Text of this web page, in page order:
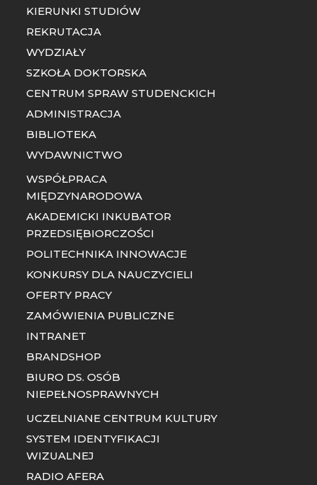
KIERUNKI STUDIÓW
REKRUTACJA
WYDZIAŁY
SZKOŁA DOKTORSKA
CENTRUM SPRAW STUDENCKICH
ADMINISTRACJA
BIBLIOTEKA
WYDAWNICTWO
WSPÓŁPRACA
MIĘDZYNARODOWA
AKADEMICKI INKUBATOR
PRZEDSIĘBIORCZOŚCI
POLITECHNIKA INNOWACJE
KONKURSY DLA NAUCZYCIELI
OFERTY PRACY
ZAMÓWIENIA PUBLICZNE
INTRANET
BRANDSHOP
BIURO DS. OSÓB
NIEPEŁNOSPRAWNYCH
UCZELNIANE CENTRUM KULTURY
SYSTEM IDENTYFIKACJI
WIZUALNEJ
RADIO AFERA